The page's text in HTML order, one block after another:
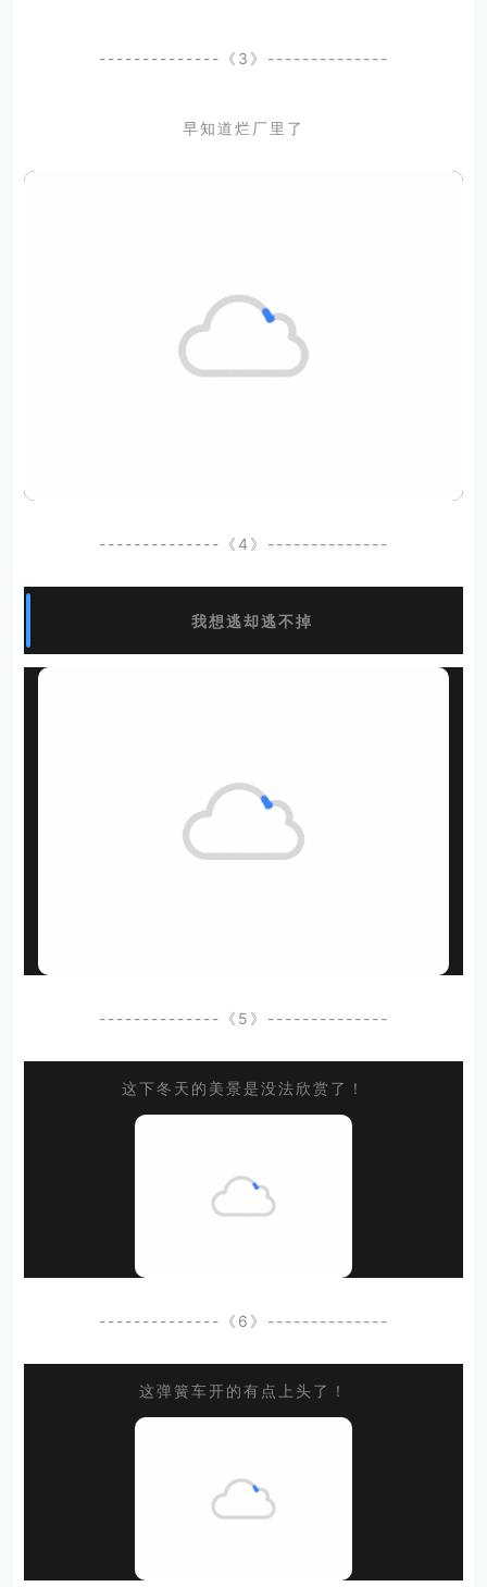
--------------《3》--------------
早知道烂厂里了
--------------《4》--------------
我想逃却逃不掉
--------------《5》--------------
这下冬天的美景是没法欣赏了！
--------------《6》--------------
这弹簧车开的有点上头了！